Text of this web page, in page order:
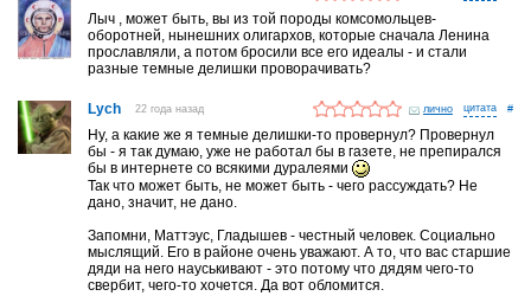
Лыч , может быть, вы из той породы комсомольцев-
оборотней, нынешних олигархов, которые сначала Ленина
прославляли, а потом бросили все его идеалы - и стали
разные темные делишки проворачивать?
Lych 22 года назад лично #
Ну, а какие же я темные делишки-то провернул? Провернул
бы - я так думаю, уже не работал бы в газете, не препирался
бы в интернете со всякими дуралеями
Так что может быть, не может быть - чего рассуждать? Не
дано, значит, не дано.
Запомни, Маттэус, Гладышев - честный человек. Социально
мыслящий. Его в районе очень уважают. А то, что вас старшие
дяди на него науськивают - это потому что дядям чего-то
свербит, чего-то хочется. Да вот обломится.